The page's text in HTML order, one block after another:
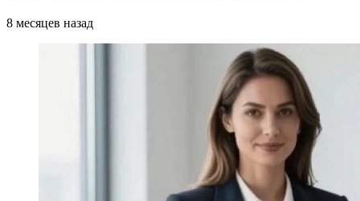
8 месяцев назад